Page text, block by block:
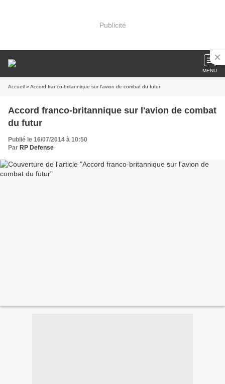
Publicité
MENU
Accueil » Accord franco-britannique sur l'avion de combat du futur
Accord franco-britannique sur l'avion de combat
du futur
Publié le 16/07/2014 à 10:50
Par RP Defense